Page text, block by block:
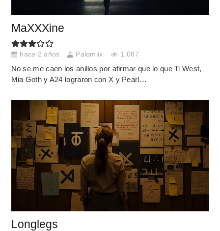
MaXXXine
hace 2 años Palomiix 1.087
No se me caen los anillos por afirmar que lo que Ti West,
Mia Goth y A24 lograron con X y Pearl…
Longlegs